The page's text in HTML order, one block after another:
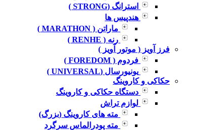
استرانگ (STRONG )
هندپیس ها
ماراتن ( MARATHON )
رنه ( RENHE )
فرز آویز ( موتور آویز )
فردوم ( FOREDOM )
یونیورسال (UNIVERSAL )
حکاکی و کاروینگ
دستگاه حکاکی و کاروینگ
لوازم تراش
مته های کاروینگ (بزرگ)
مته پودرالماس سرگرد